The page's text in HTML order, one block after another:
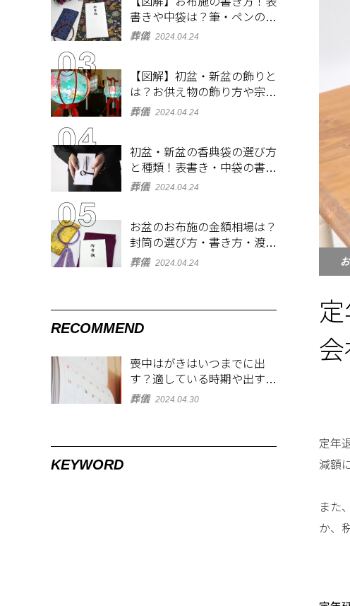
定年
減額
また
か、
書きや中袋は？筆・ペンのマ
ナーとよくあるQ&A集
葬儀 2024.04.24
【図解】初盆・新盆の飾りと
は？お供え物の飾り方や宗派
ごとの違いを解説！
葬儀 2024.04.24
初盆・新盆の香典袋の選び方
と種類！表書き・中袋の書き
方、お札の入れ方も
葬儀 2024.04.24
お盆のお布施の金額相場は？
封筒の選び方・書き方・渡し
方も解説
葬儀 2024.04.24
RECOMMEND
喪中はがきはいつまでに出
す？適している時期や出す範
囲を解説！
葬儀 2024.04.30
KEYWORD